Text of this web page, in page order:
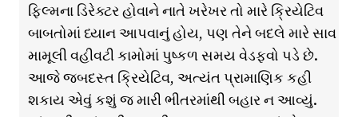
ફિલ્મના ડિરેક્ટર હોવાને નાતે ખરેખર તો મારે ક્રિયેટિવ
બાબતોમાં ધ્યાન આપવાનું હોય, પણ તેને બદલે મારે સાવ
મામૂલી વહીવટી કામોમાં પુષ્કળ સમય વેડફવો પડે છે.
આજે જબદસ્ત ક્રિયેટિવ, અત્યંત પ્રામાણિક કહી
શકાય એવું કશું જ મારી ભીતરમાંથી બહાર ન આવ્યું.